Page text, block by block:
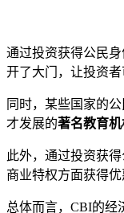
通过投资获得公民
开了大门，让投资者
同时，某些国家的
才发展的著名教育
此外，通过投资获
商业特权方面获得优
总体而言，CBI的经